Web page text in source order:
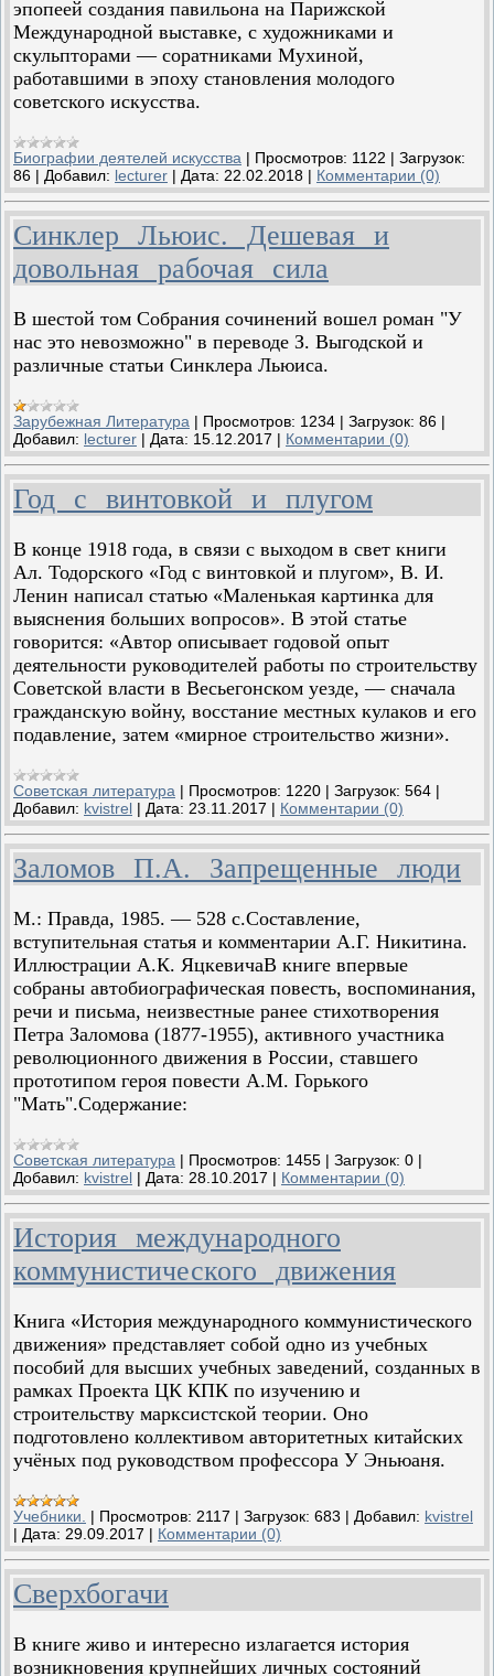
эпопеей создания павильона на Парижской
Международной выставке, с художниками и
скульпторами — соратниками Мухиной,
работавшими в эпоху становления молодого
советского искусства.
Биографии деятелей искусства | Просмотров: 1122 | Загрузок:
86 | Добавил: lecturer | Дата: 22.02.2018 | Комментарии (0)
Синклер Льюис. Дешевая и
довольная рабочая сила
В шестой том Собрания сочинений вошел роман "У
нас это невозможно" в переводе З. Выгодской и
различные статьи Синклера Льюиса.
Зарубежная Литература | Просмотров: 1234 | Загрузок: 86 |
Добавил: lecturer | Дата: 15.12.2017 | Комментарии (0)
Год с винтовкой и плугом
В конце 1918 года, в связи с выходом в свет книги
Ал. Тодорского «Год с винтовкой и плугом», В. И.
Ленин написал статью «Маленькая картинка для
выяснения больших вопросов». В этой статье
говорится: «Автор описывает годовой опыт
деятельности руководителей работы по строительству
Советской власти в Весьегонском уезде, — сначала
гражданскую войну, восстание местных кулаков и его
подавление, затем «мирное строительство жизни».
Советская литература | Просмотров: 1220 | Загрузок: 564 |
Добавил: kvistrel | Дата: 23.11.2017 | Комментарии (0)
Заломов П.А. Запрещенные люди
М.: Правда, 1985. — 528 с.Составление,
вступительная статья и комментарии А.Г. Никитина.
Иллюстрации А.К. ЯцкевичаВ книге впервые
собраны автобиографическая повесть, воспоминания,
речи и письма, неизвестные ранее стихотворения
Петра Заломова (1877-1955), активного участника
революционного движения в России, ставшего
прототипом героя повести А.М. Горького
"Мать".Содержание:
Советская литература | Просмотров: 1455 | Загрузок: 0 |
Добавил: kvistrel | Дата: 28.10.2017 | Комментарии (0)
История международного
коммунистического движения
Книга «История международного коммунистического
движения» представляет собой одно из учебных
пособий для высших учебных заведений, созданных в
рамках Проекта ЦК КПК по изучению и
строительству марксистской теории. Оно
подготовлено коллективом авторитетных китайских
учёных под руководством профессора У Эньюаня.
Учебники. | Просмотров: 2117 | Загрузок: 683 | Добавил: kvistrel
| Дата: 29.09.2017 | Комментарии (0)
Сверхбогачи
В книге живо и интересно излагается история
возникновения крупнейших личных состояний